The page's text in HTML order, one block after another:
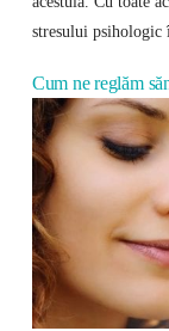
stresului psihologic
Cum ne reglăm